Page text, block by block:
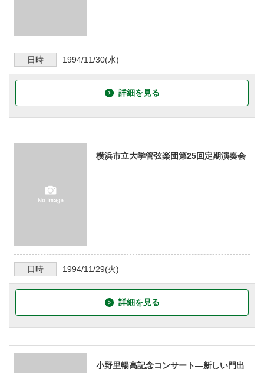
日時 1994/11/30(水)
詳細を見る
横浜市立大学管弦楽団第25回定期演奏会
日時 1994/11/29(火)
詳細を見る
小野里暢高記念コンサート―新しい門出